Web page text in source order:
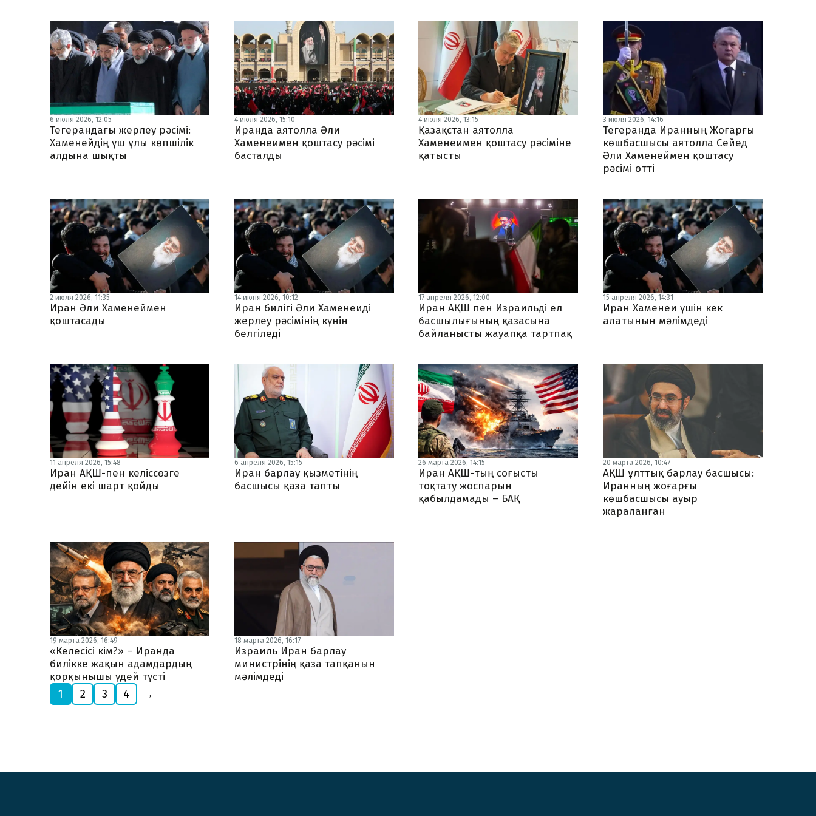
6 июля 2026, 12:05
Тегерандағы жерлеу рәсімі:
Хаменейдің үш ұлы көпшілік
алдына шықты
4 июля 2026, 15:10
Иранда аятолла Әли
Хаменеимен қоштасу рәсімі
басталды
4 июля 2026, 13:15
Қазақстан аятолла
Хаменеимен қоштасу рәсіміне
қатысты
3 июля 2026, 14:16
Тегеранда Иранның Жоғарғы
көшбасшысы аятолла Сейед
Әли Хаменеймен қоштасу
рәсімі өтті
2 июля 2026, 11:35
Иран Әли Хаменеймен
қоштасады
14 июня 2026, 10:12
Иран билігі Әли Хаменеиді
жерлеу рәсімінің күнін
белгіледі
17 апреля 2026, 12:00
Иран АҚШ пен Израильді ел
басшылығының қазасына
байланысты жауапқа тартпақ
15 апреля 2026, 14:31
Иран Хаменеи үшін кек
алатынын мәлімдеді
11 апреля 2026, 15:48
Иран АҚШ-пен келіссөзге
дейін екі шарт қойды
6 апреля 2026, 15:15
Иран барлау қызметінің
басшысы қаза тапты
26 марта 2026, 14:15
Иран АҚШ-тың соғысты
тоқтату жоспарын
қабылдамады – БАҚ
20 марта 2026, 10:47
АҚШ ұлттық барлау басшысы:
Иранның жоғарғы
көшбасшысы ауыр
жараланған
19 марта 2026, 16:49
«Келесісі кім?» – Иранда
билікке жақын адамдардың
қорқынышы үдей түсті
18 марта 2026, 16:17
Израиль Иран барлау
министрінің қаза тапқанын
мәлімдеді
1 2 3 4 →